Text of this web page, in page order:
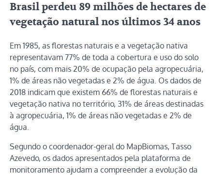
Brasil perdeu 89 milhões de hectares de
vegetação natural nos últimos 34 anos
Em 1985, as florestas naturais e a vegetação nativa
representavam 77% de toda a cobertura e uso do solo
no país, com mais 20% de ocupação pela agropecuária,
1% de áreas não vegetadas e 2% de água. Os dados de
2018 indicam que existem 66% de florestas naturais e
vegetação nativa no território, 31% de áreas destinadas
à agropecuária, 1% de áreas não vegetadas e 2% de
água.
Segundo o coordenador-geral do MapBiomas, Tasso
Azevedo, os dados apresentados pela plataforma de
monitoramento ajudam a compreender a evolução da